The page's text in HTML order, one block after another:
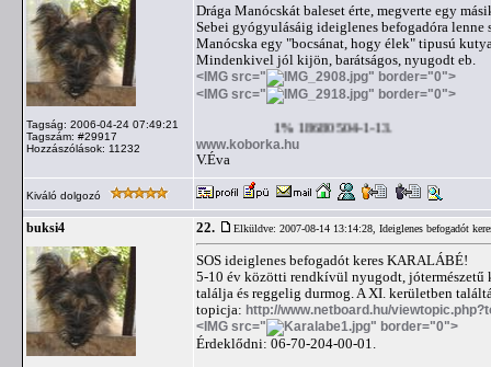
Tagság: 2006-04-24 07:49:21
Tagszám: #29917
Hozzászólások: 11232
Drága Manócskát baleset érte, megverte egy
Sebei gyógyulásáig ideiglenes befogadóra lenne
Manócska egy "bocsánat, hogy élek" tipusú
Mindenkivel jól kijön, barátságos, nyugodt eb.
<IMG src="
" border="0">
<IMG src="
" border="0">
1% 18680504-1-13.
www.koborka.hu
V.Éva
Kiváló dolgozó
buksi4 22. Elküldve: 2007-08-14 13:14:28, Ideiglenes befogadót
SOS ideiglenes befogadót keres KARALÁBÉ!
5-10 év közötti rendkívül nyugodt, jótermészetű
találja és reggelig durmog. A XI. kerületben
topicja: http://www.netboard.hu/
<IMG src="
" border="0">
Érdeklődni: 06-70-204-00-01.